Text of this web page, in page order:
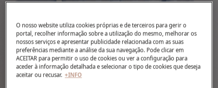
O nosso website utiliza cookies próprias e de terceiros para gerir o
portal, recolher informação sobre a utilização do mesmo, melhorar os
nossos serviços e apresentar publicidade relacionada com as suas
preferências mediante a análise da sua navegação. Pode clicar em
ACEITAR para permitir o uso de cookies ou ver a configuração para
aceder à informação detalhada e selecionar o tipo de cookies que deseja
aceitar ou recusar. +INFO